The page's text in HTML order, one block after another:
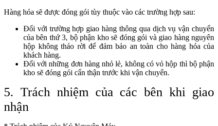
Hàng hóa sẽ được đóng gói tùy thuộc vào các trường hợp sau:
Đối với trường hợp giao hàng thông qua dịch vụ vận chuyển
của bên thứ 3, bộ phận kho sẽ đóng gói và giao hàng nguyên
hộp không tháo rời để đảm bảo an toàn cho hàng hóa của
khách hàng.
Đối với những đơn hàng nhỏ lẻ, không có vỏ hộp thì bộ phận
kho sẽ đóng gói cẩn thận trước khi vận chuyển.
5. Trách nhiệm của các bên khi giao
nhận